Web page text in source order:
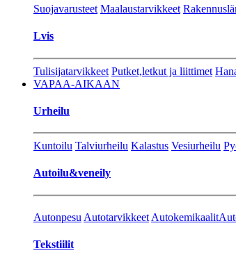
Suojavarusteet Maalaustarvikkeet
Lvis
Tulisijatarvikkeet Putket,letkut ja liittimet
VAPAA-AIKAAN
Urheilu
Kuntoilu Talviurheilu Kalastus Vesiurheilu
Autoilu&veneily
Autonpesu Autotarvikkeet Autokemikaalit
Tekstiilit